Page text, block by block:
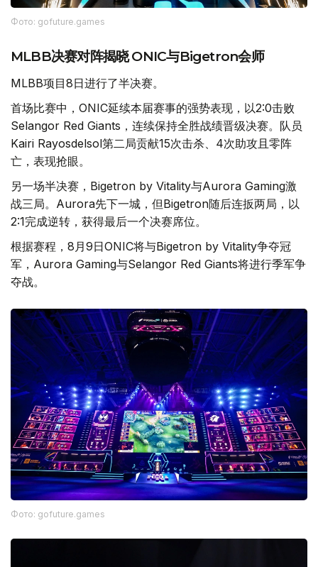
Фото: gofuture.games
MLBB决赛对阵揭晓 ONIC与Bigetron会师
MLBB项目8日进行了半决赛。
首场比赛中，ONIC延续本届赛事的强势表现，以2:0击败
Selangor Red Giants，连续保持全胜战绩晋级决赛。队员
Kairi Rayosdelsol第二局贡献15次击杀、4次助攻且零阵
亡，表现抢眼。
另一场半决赛，Bigetron by Vitality与Aurora Gaming激
战三局。Aurora先下一城，但Bigetron随后连扳两局，以
2:1完成逆转，获得最后一个决赛席位。
根据赛程，8月9日ONIC将与Bigetron by Vitality争夺冠
军，Aurora Gaming与Selangor Red Giants将进行季军争
夺战。
Фото: gofuture.games